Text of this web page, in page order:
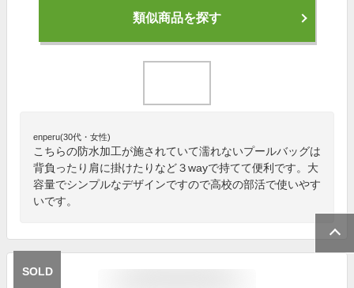
類似商品を探す
enperu(30代・女性)
こちらの防水加工が施されていて濡れないプールバッグは
背負ったり肩に掛けたりなど３wayで持てて便利です。大
容量でシンプルなデザインですので高校の部活で使いやす
いです。
SOLD